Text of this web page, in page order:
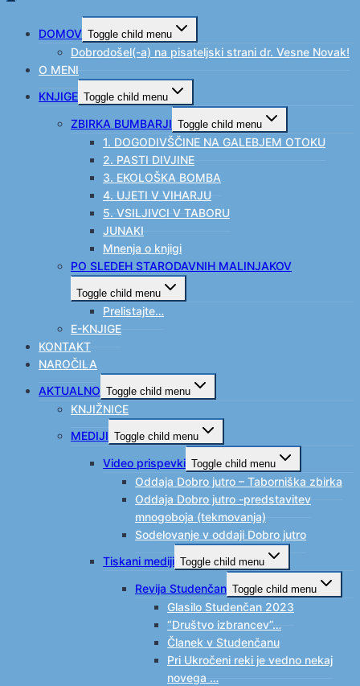
DOMOV Toggle child menu
Dobrodošel(-a) na pisateljski strani dr. Vesne Novak!
O MENI
KNJIGE Toggle child menu
ZBIRKA BUMBARJI Toggle child menu
1. DOGODIVŠČINE NA GALEBJEM OTOKU
2. PASTI DIVJINE
3. EKOLOŠKA BOMBA
4. UJETI V VIHARJU
5. VSILJIVCI V TABORU
JUNAKI
Mnenja o knjigi
PO SLEDEH STARODAVNIH MALINJAKOV
Toggle child menu
Prelistajte…
E-KNJIGE
KONTAKT
NAROČILA
AKTUALNO Toggle child menu
KNJIŽNICE
MEDIJI Toggle child menu
Video prispevki Toggle child menu
Oddaja Dobro jutro – Taborniška zbirka
Oddaja Dobro jutro -predstavitev
mnogoboja (tekmovanja)
Sodelovanje v oddaji Dobro jutro
Tiskani mediji Toggle child menu
Revija Studenčan Toggle child menu
Glasilo Studenčan 2023
“Društvo izbrancev”…
Članek v Studenčanu
Pri Ukročeni reki je vedno nekaj
novega …